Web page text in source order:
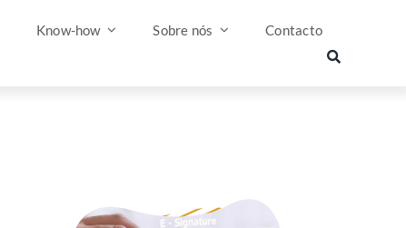
Know-how Sobre nós Contacto